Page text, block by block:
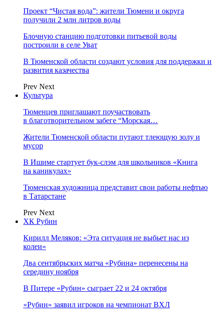
Проект “Чистая вода”: жители Тюмени и округа
получили 2 млн литров воды
Блочную станцию подготовки питьевой воды
построили в селе Уват
В Тюменской области создают условия для поддержки и
развития казачества
Prev Next
Культура
Тюменцев приглашают поучаствовать
в благотворительном забеге “Морская…
Жители Тюменской области путают тлеющую золу и
мусор
В Ишиме стартует бук-слэм для школьников «Книга
на каникулах»
Тюменская художница представит свои работы нефтью
в Татарстане
Prev Next
ХК Рубин
Кирилл Меляков: «Эта ситуация не выбьет нас из
колеи»
Два сентябрьских матча «Рубина» перенесены на
середину ноября
В Питере «Рубин» сыграет 22 и 24 октября
«Рубин» заявил игроков на чемпионат ВХЛ